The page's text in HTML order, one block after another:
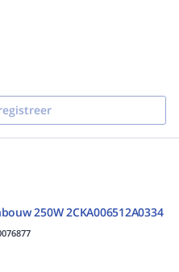
250W 2CKA006512A0334